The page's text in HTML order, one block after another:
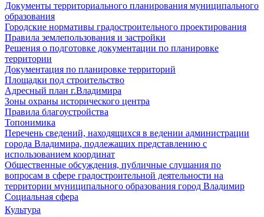
Документы территориального планирования муниципального
образования
Городские нормативы градостроительного проектирования
Правила землепользования и застройки
Решения о подготовке документации по планировке
территории
Документация по планировке территорий
Площадки под строительство
Адресный план г.Владимира
Зоны охраны исторического центра
Правила благоустройства
Топонимика
Перечень сведений, находящихся в ведении администрации
города Владимира, подлежащих представлению с
использованием координат
Общественные обсуждения, публичные слушания по
вопросам в сфере градостроительной деятельности на
территории муниципального образования город Владимир
Социальная сфера
Культура